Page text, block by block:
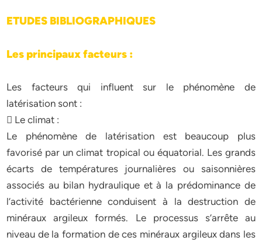
ETUDES BIBLIOGRAPHIQUES
Les principaux facteurs :
Les facteurs qui influent sur le phénomène de
latérisation sont :
 Le climat :
Le phénomène de latérisation est beaucoup plus
favorisé par un climat tropical ou équatorial. Les grands
écarts de températures journalières ou saisonnières
associés au bilan hydraulique et à la prédominance de
l’activité bactérienne conduisent à la destruction de
minéraux argileux formés. Le processus s’arrête au
niveau de la formation de ces minéraux argileux dans les